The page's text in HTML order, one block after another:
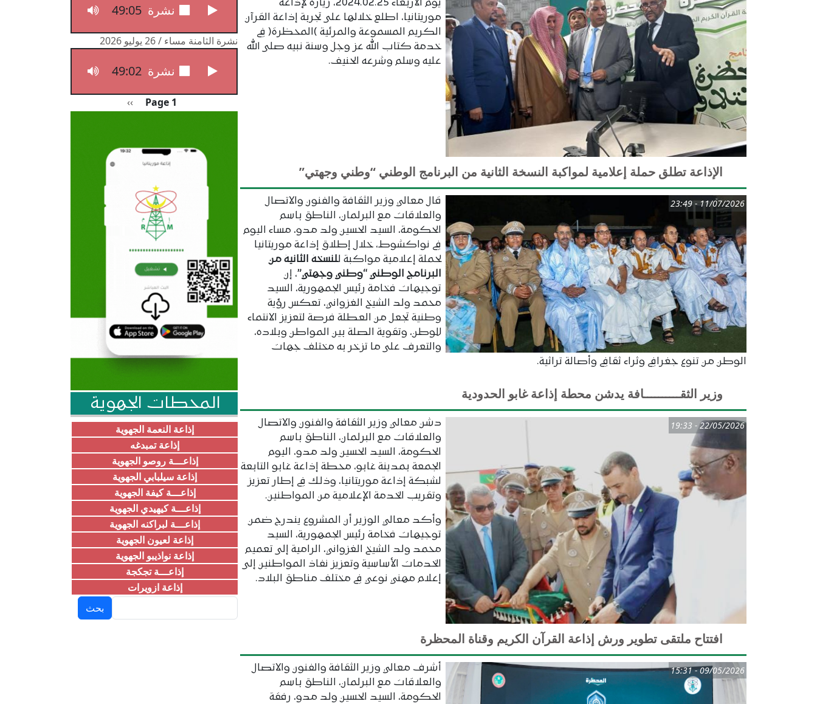
يوم الأربعاء 2024.02.25، زيارة لإذاعة
موريتانيا، اطلع خلالها على تجربة إذاعة القرآن
الكريم المسموعة والمرئية )المحظرة( في
خدمة كتاب الله عز وجل وسنة نبيه صلى الله
عليه وسلم وشرعه الحنيف.
الإذاعة تطلق حملة إعلامية لمواكبة النسخة الثانية من البرنامج الوطني “وطني وجهتي”
11/07/2026 - 23:49
قال معالي وزير الثقافة والفنون والاتصال
والعلاقات مع البرلمان، الناطق باسم
الحكومة، السيد الحسين ولد مدو، مساء اليوم
في نواكشوط، خلال إطلاق إذاعة موريتانيا
لحملة إعلامية مواكبة للنسخة الثانية من
البرنامج الوطني “وطني وجهتي”، إن
توجيهات فخامة رئيس الجمهورية، السيد
محمد ولد الشيخ الغزواني، تعكس رؤية
وطنية تجعل من العطلة فرصة لتعزيز الانتماء
للوطن، وتقوية الصلة بين المواطن وبلاده،
والتعرف على ما تزخر به مختلف جهات
الوطن من تنوع جغرافي وثراء ثقافي وأصالة تراثية.
وزير الثقــــــــــافة يدشن محطة إذاعة غابو الحدودية
22/05/2026 - 19:33
دشن معالي وزير الثقافة والفنون والاتصال
والعلاقات مع البرلمان، الناطق باسم
الحكومة، السيد الحسين ولد مدو، اليوم
الجمعة بمدينة غابو، محطة إذاعة غابو التابعة
لشبكة إذاعة موريتانيا، وذلك في إطار تعزيز
وتقريب الخدمة الإعلامية من المواطنين.
وأكد معالي الوزير أن المشروع يندرج ضمن
توجيهات فخامة رئيس الجمهورية، السيد
محمد ولد الشيخ الغزواني، الرامية إلى تعميم
الخدمات الأساسية وتعزيز نفاذ المواطنين إلى
إعلام مهني نوعي في مختلف مناطق البلاد.
افتتاح ملتقى تطوير ورش إذاعة القرآن الكريم وقناة المحظرة
09/05/2026 - 15:31
أشرف معالي وزير الثقافة والفنون والاتصال
والعلاقات مع البرلمان، الناطق باسم
الحكومة، السيد الحسين ولد مدو، رفقة
نشرة الثامنة مساء / 27 يوليو 2026
49:05
نشرة الثامنة مساء / 26 يوليو 2026
نشرة الثامنة مساء / 26 يوليو 2026
49:02
Pagination
Page 1 الصفحة التالية
››
المحطات الجهوية
إذاعة النعمة الجهوية
إذاعة تمبدغه
إذاعـــة روصو الجهوية
إذاعة سيلبابي الجهوية
إذاعـــة كيفة الجهوية
إذاعـــة كيهيدي الجهوية
إذاعـــة لبراكنه الجهوية
إذاعة لعيون الجهوية
إذاعة نواذيبو الجهوية
إذاعـــة تجكجة
إذاعة ازويرات